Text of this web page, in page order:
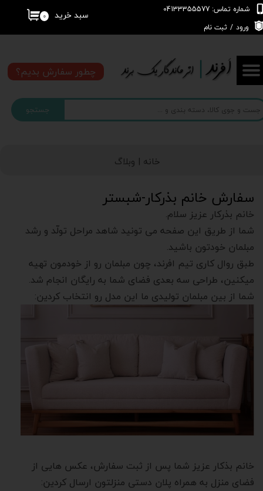
جستجو
شماره تماس: 04133355577
۰ سبد خرید
ورود / ثبت نام
حساب کاربری من
تغییر گذر واژه
سفارشات
خروج از حساب کاربری
چطور سفارش بدیم؟
خانه | وبلاگ
سفارش خانم بذرکار-شبستر
خانم بذرکار عزیز سلام.
شما از طریق این صفحه می تونید شاهد مراحل تولّد و رشد
مبلمان خودتون باشید.
طبق روال کاری تیم افرند، چون مبلمان رو از خودمون تهیه
میکنین، طراحی سه بعدی فضای شما به رایگان انجام شد.
شما از بین مبلمان تولیدی ما این مدل رو انتخاب کردین:
خانم بذکار عزیز شما پس از ثبت سفارش، عکس هایی از
فضای منزل به همراه پلان دستی منزلتون ارسال کردین: